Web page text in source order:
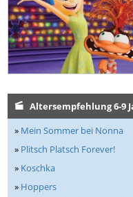
Altersempfehlung 6-9
» Mein Sommer bei Nonna
» Plitsch Platsch Forever!
» Koschka
» Hoppers